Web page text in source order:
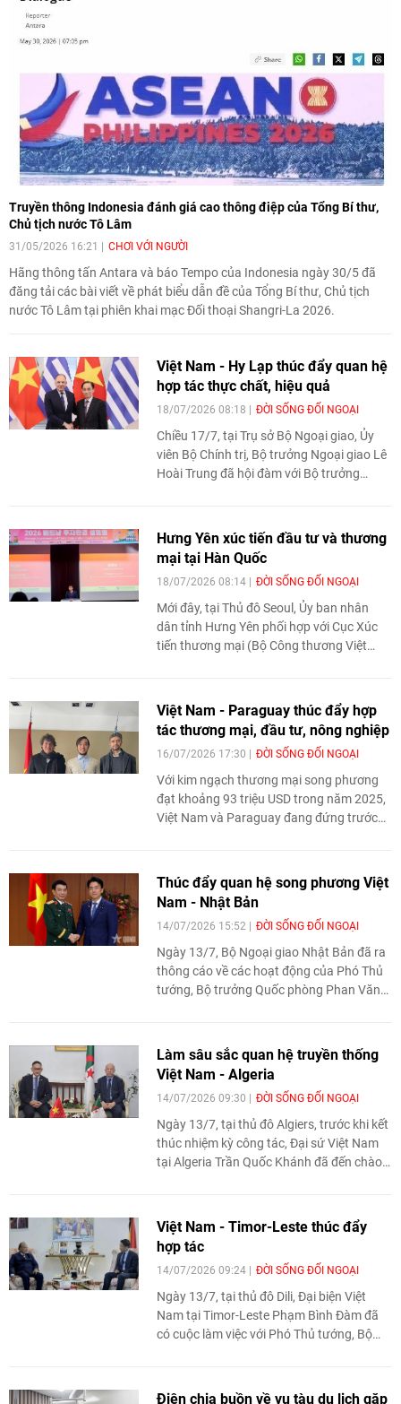
Truyền thông Indonesia đánh giá cao thông điệp của Tổng Bí thư,
Chủ tịch nước Tô Lâm
31/05/2026 16:21 CHƠI VỚI NGƯỜI
Hãng thông tấn Antara và báo Tempo của Indonesia ngày 30/5 đã
đăng tải các bài viết về phát biểu dẫn đề của Tổng Bí thư, Chủ tịch
nước Tô Lâm tại phiên khai mạc Đối thoại Shangri-La 2026.
Việt Nam - Hy Lạp thúc đẩy quan hệ
hợp tác thực chất, hiệu quả
18/07/2026 08:18 ĐỜI SỐNG ĐỐI NGOẠI
Chiều 17/7, tại Trụ sở Bộ Ngoại giao, Ủy
viên Bộ Chính trị, Bộ trưởng Ngoại giao Lê
Hoài Trung đã hội đàm với Bộ trưởng
Nam. Hai bên trao đổi các biện pháp nhằm
đưa quan hệ hữu nghị và hợp tác Việt
Nam - Hy Lạp ngày càng phát triển thực
chất, hiệu quả.
Hưng Yên xúc tiến đầu tư và thương
mại tại Hàn Quốc
18/07/2026 08:14 ĐỜI SỐNG ĐỐI NGOẠI
Mới đây, tại Thủ đô Seoul, Ủy ban nhân
dân tỉnh Hưng Yên phối hợp với Cục Xúc
tiến thương mại (Bộ Công thương Việt
Hàn Quốc (KOTRA) tổ chức Hội nghị xúc
tiến đầu tư và thương mại tỉnh Hưng Yên.
Việt Nam - Paraguay thúc đẩy hợp
tác thương mại, đầu tư, nông nghiệp
16/07/2026 17:30 ĐỜI SỐNG ĐỐI NGOẠI
Với kim ngạch thương mại song phương
đạt khoảng 93 triệu USD trong năm 2025,
Việt Nam và Paraguay đang đứng trước
nghiệp. Sự bổ trợ giữa hai nền kinh tế cùng
những nỗ lực thúc đẩy kết nối doanh
nghiệp được kỳ vọng sẽ tạo động lực đưa
quan hệ kinh tế song phương phát triển
mạnh mẽ hơn trong thời gian tới.
Thúc đẩy quan hệ song phương Việt
Nam - Nhật Bản
14/07/2026 15:52 ĐỜI SỐNG ĐỐI NGOẠI
Ngày 13/7, Bộ Ngoại giao Nhật Bản đã ra
thông cáo về các hoạt động của Phó Thủ
tướng, Bộ trưởng Quốc phòng Phan Văn
Làm sâu sắc quan hệ truyền thống
Việt Nam - Algeria
14/07/2026 09:30 ĐỜI SỐNG ĐỐI NGOẠI
Ngày 13/7, tại thủ đô Algiers, trước khi kết
thúc nhiệm kỳ công tác, Đại sứ Việt Nam
tại Algeria Trần Quốc Khánh đã đến chào
Hai bên khẳng định quyết tâm tiếp tục
củng cố quan hệ hữu nghị truyền thống,
tăng cường hợp tác giữa hai Đảng và mở
rộng hợp tác trên nhiều lĩnh vực.
Việt Nam - Timor-Leste thúc đẩy
hợp tác
14/07/2026 09:24 ĐỜI SỐNG ĐỐI NGOẠI
Ngày 13/7, tại thủ đô Dili, Đại biện Việt
Nam tại Timor-Leste Phạm Bình Đàm đã
có cuộc làm việc với Phó Thủ tướng, Bộ
Leste Francisco Kalbuadi Lay nhằm trao
Điện chia buồn về vụ tàu du lịch gặp